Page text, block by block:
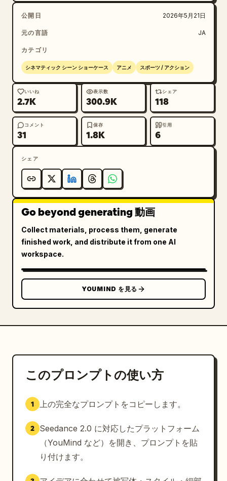
公開日 2026年5月21日
元の言語 JA
カテゴリ
シネマティック シーン ショーケース アニメ スポーツ / アクション
いいね
2.7K
表示数
300.9K
シェア
118
コメント
31
保存
1.8K
引用
6
シェア
Go beyond generating 動画
Collect materials, process them, generate
finished work, and distribute it from one AI
workspace.
YOUMIND を見る
このプロンプトの使い方
1 上の完全なプロンプトをコピーします。
2
Seedance 2.0 に対応したプラットフォーム
（YouMind など）を開き、プロンプトを貼
り付けます。